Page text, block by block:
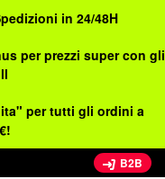
in 24/48H
per prezzi super con gli
per tutti gli ordini a
B2B